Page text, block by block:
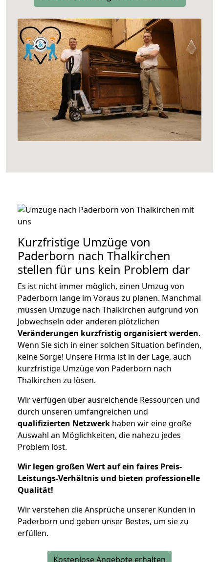
Kurzfristige Umzüge von
Paderborn nach Thalkirchen
stellen für uns kein Problem dar
Es ist nicht immer möglich, einen Umzug von
Paderborn lange im Voraus zu planen. Manchmal
müssen Umzüge nach Thalkirchen aufgrund von
Jobwechseln oder anderen plötzlichen
Veränderungen kurzfristig organisiert werden.
Wenn Sie sich in einer solchen Situation befinden,
keine Sorge! Unsere Firma ist in der Lage, auch
kurzfristige Umzüge von Paderborn nach
Thalkirchen zu lösen.
Wir verfügen über ausreichende Ressourcen und
durch unseren umfangreichen und
qualifizierten Netzwerk haben wir eine große
Auswahl an Möglichkeiten, die nahezu jedes
Problem löst.
Wir legen großen Wert auf ein faires Preis-
Leistungs-Verhältnis und bieten professionelle
Qualität!
Wir verstehen die Ansprüche unserer Kunden in
Paderborn und geben unser Bestes, um sie zu
erfüllen.
Kostenlose Angebote erhalten